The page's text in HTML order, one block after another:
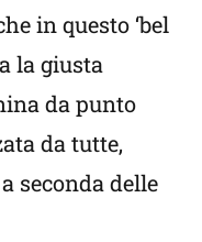
in questo ‘bel
la giusta
da punto
da tutte,
seconda delle